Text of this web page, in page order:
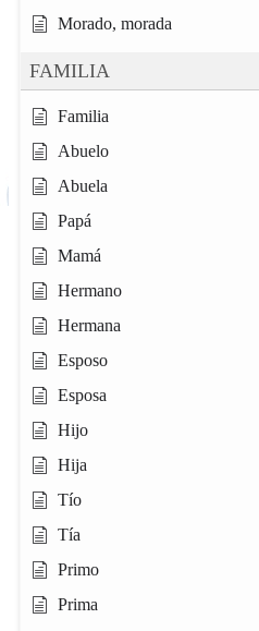
Morado, morada
FAMILIA
Familia
Abuelo
Abuela
Papá
Mamá
Hermano
Hermana
Esposo
Esposa
Hijo
Hija
Tío
Tía
Primo
Prima